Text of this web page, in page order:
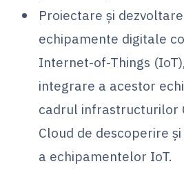
Proiectare și
echipamente digitale
Internet-of-Things
integrare a acestor
cadrul infrastructurilor
Cloud de descoperire
a echipamentelor IoT.